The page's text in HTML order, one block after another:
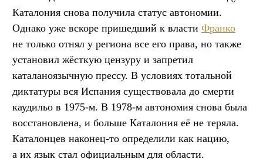
Каталония снова получила статус автономии.
Однако уже вскоре пришедший к власти Франко
не только отнял у региона все его права, но также
установил жёсткую цензуру и запретил
каталаноязычную прессу. В условиях тотальной
диктатуры вся Испания существовала до смерти
каудильо в 1975-м. В 1978-м автономия снова была
восстановлена, и больше Каталония её не теряла.
Каталонцев наконец-то определили как нацию,
а их язык стал официальным для области.